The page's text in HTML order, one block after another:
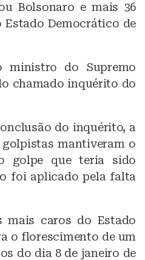
Bolsonaro e mais 36
Estado Democrático de
ministro do Supremo
chamado inquérito do
do inquérito, a
mantiveram o
golpe que teria sido
foi aplicado pela falta
mais caros do Estado
o florescimento de um
do dia 8 de janeiro de